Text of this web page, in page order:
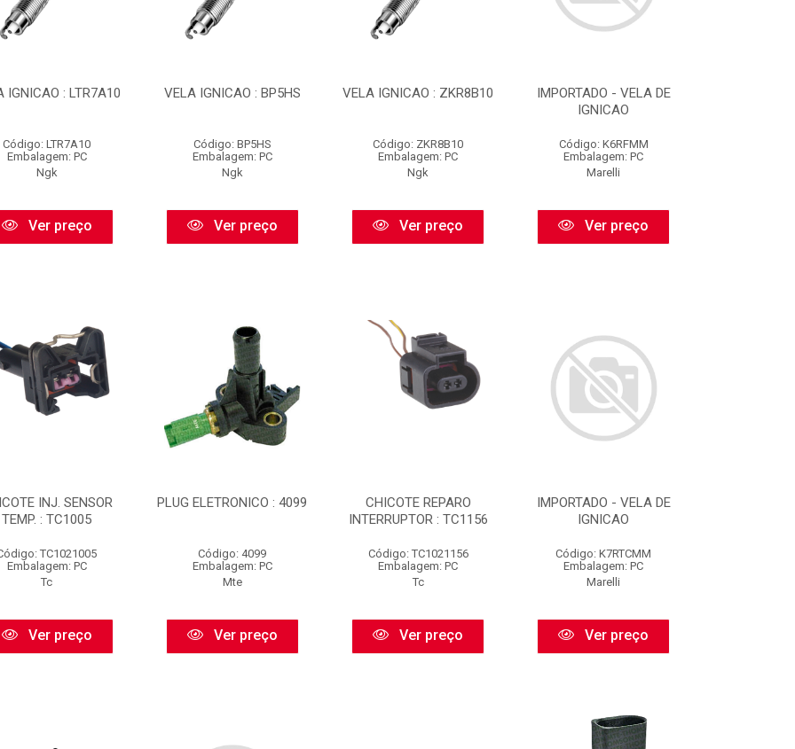
IGNICAO : LTR7A10
Código: LTR7A10
Embalagem: PC
Ngk
Ver preço
VELA IGNICAO : BP5HS
Código: BP5HS
Embalagem: PC
Ngk
Ver preço
VELA IGNICAO : ZKR8B10
Código: ZKR8B10
Embalagem: PC
Ngk
Ver preço
IMPORTADO - VELA DE
IGNICAO
Código: K6RFMM
Embalagem: PC
Marelli
Ver preço
INJ. SENSOR
TEMP. : TC1005
TC1021005
Embalagem: PC
Tc
Ver preço
PLUG ELETRONICO : 4099
Código: 4099
Embalagem: PC
Mte
Ver preço
CHICOTE REPARO
INTERRUPTOR : TC1156
Código: TC1021156
Embalagem: PC
Tc
Ver preço
IMPORTADO - VELA DE
IGNICAO
Código: K7RTCMM
Embalagem: PC
Marelli
Ver preço